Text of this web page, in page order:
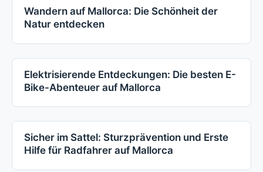
Wandern auf Mallorca: Die Schönheit der
Natur entdecken
Elektrisierende Entdeckungen: Die besten E-
Bike-Abenteuer auf Mallorca
Sicher im Sattel: Sturzprävention und Erste
Hilfe für Radfahrer auf Mallorca